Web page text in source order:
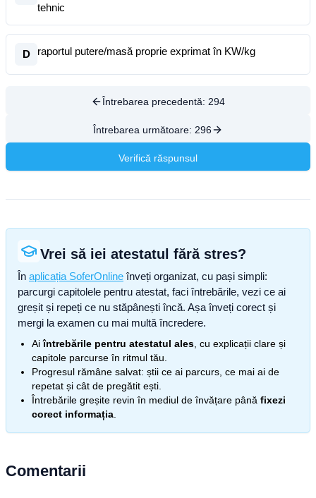
tehnic
D raportul putere/masă proprie exprimat în KW/kg
Întrebarea precedentă: 294
Întrebarea următoare: 296
Verifică răspunsul
Vrei să iei atestatul fără stres?
În aplicația SoferOnline înveți organizat, cu pași simpli:
parcurgi capitolele pentru atestat, faci întrebările, vezi ce ai
greșit și repeți ce nu stăpânești încă. Așa înveți corect și
mergi la examen cu mai multă încredere.
Aiîntrebările pentru atestatul ales , cu explicații clare și
capitole parcurse în ritmul tău.
Progresul rămâne salvat: știi ce ai parcurs, ce mai ai de
repetat și cât de pregătit ești.
Întrebările greșite revin în mediul de învățare până fixezi
corect informația
Comentarii